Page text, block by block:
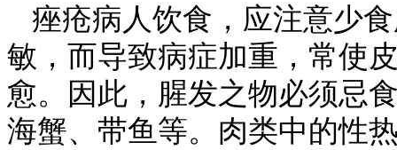
痤疮病人饮食，应注意少
敏，而导致病症加重，常使
愈。因此，腥发之物必须忌
海蟹、带鱼等。肉类中的性